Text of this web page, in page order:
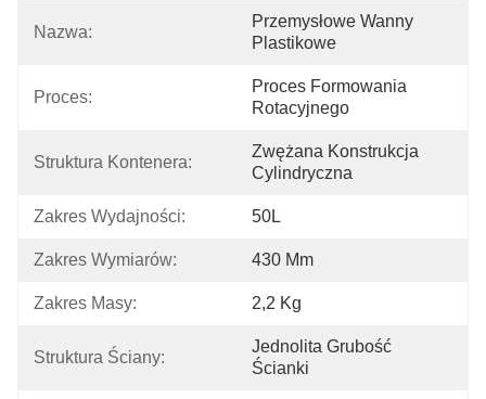
Nazwa:
Przemysłowe Wanny
Plastikowe
Proces:
Proces Formowania
Rotacyjnego
Struktura Kontenera:
Zwężana Konstrukcja
Cylindryczna
Zakres Wydajności: 50L
Zakres Wymiarów: 430 Mm
Zakres Masy: 2,2 Kg
Struktura Ściany:
Jednolita Grubość
Ścianki